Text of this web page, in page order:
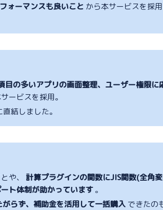
ォーマンスも良いこと から本サービスを採
目の多いアプリの画面整理、ユーザー権限に
ービスを採用。
結しました。
や、
計算プラグインの関数にJIS関数(全角
ト体制が助かっています 。
らず、補助金を活用して一括購入 できたの